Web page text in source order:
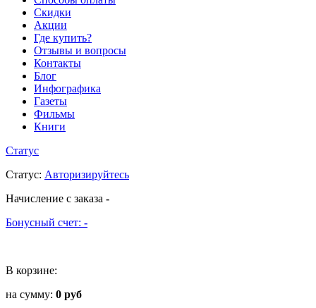
Скидки
Акции
Где купить?
Отзывы и вопросы
Контакты
Блог
Инфографика
Газеты
Фильмы
Книги
Статус
Статус: Авторизируйтесь
Начисление с заказа -
Бонусный счет: -
В корзине:
на сумму: 0 руб